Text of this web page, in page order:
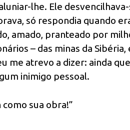
lhe. Ele
só respondia quando
amado, pranteado por
– das minas da Sibéria,
me atrevo a dizer: ainda
inimigo pessoal.
sua obra!”